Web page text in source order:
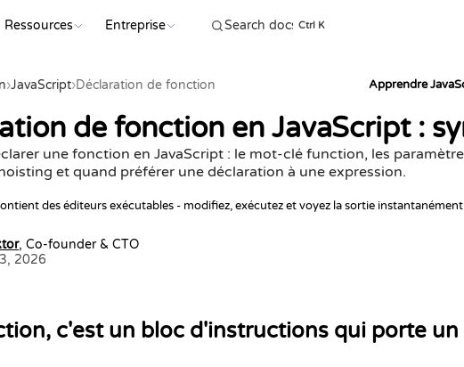
Ressources Entreprise Ctrl K
›JavaScript›Déclaration de fonction Apprendre
de fonction en JavaScript :
une fonction en JavaScript : le mot-clé function, les
et quand préférer une déclaration à une expression.
des éditeurs exécutables - modifiez, exécutez et voyez la sortie
, Co-founder & CTO
2026
c'est un bloc d'instructions qui porte